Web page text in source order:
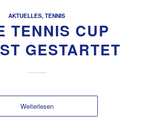
AKTUELLES,TENNIS
TENNIS CUP
GESTARTET
Weiterlesen